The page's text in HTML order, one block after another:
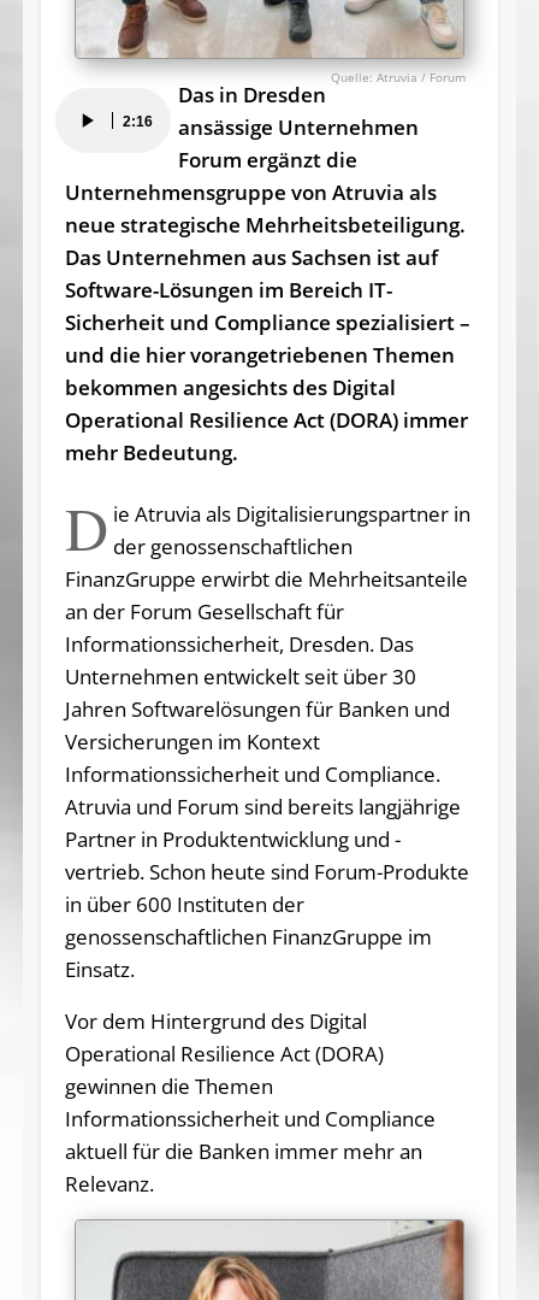
Atruvia / Forum
Player 2:16
Das in Dresden
ansässige Unternehmen
Forum ergänzt die
Unternehmensgruppe von Atruvia als
neue strategische Mehrheitsbeteiligung.
Das Unternehmen aus Sachsen ist auf
Software-Lösungen im Bereich IT-
Sicherheit und Compliance spezialisiert –
und die hier vorangetriebenen Themen
bekommen angesichts des Digital
Operational Resilience Act (DORA) immer
mehr Bedeutung.
D ie Atruvia als Digitalisierungspartner in
der genossenschaftlichen
FinanzGruppe erwirbt die Mehrheitsanteile
an der Forum Gesellschaft für
Informationssicherheit, Dresden. Das
Unternehmen entwickelt seit über 30
Jahren Softwarelösungen für Banken und
Versicherungen im Kontext
Informationssicherheit und Compliance.
Atruvia und Forum sind bereits langjährige
Partner in Produktentwicklung und -
vertrieb. Schon heute sind Forum-Produkte
in über 600 Instituten der
genossenschaftlichen FinanzGruppe im
Einsatz.
Vor dem Hintergrund des Digital
Operational Resilience Act (DORA)
gewinnen die Themen
Informationssicherheit und Compliance
aktuell für die Banken immer mehr an
Relevanz.